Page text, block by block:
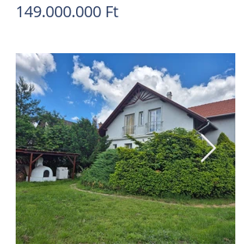
149.000.000 Ft